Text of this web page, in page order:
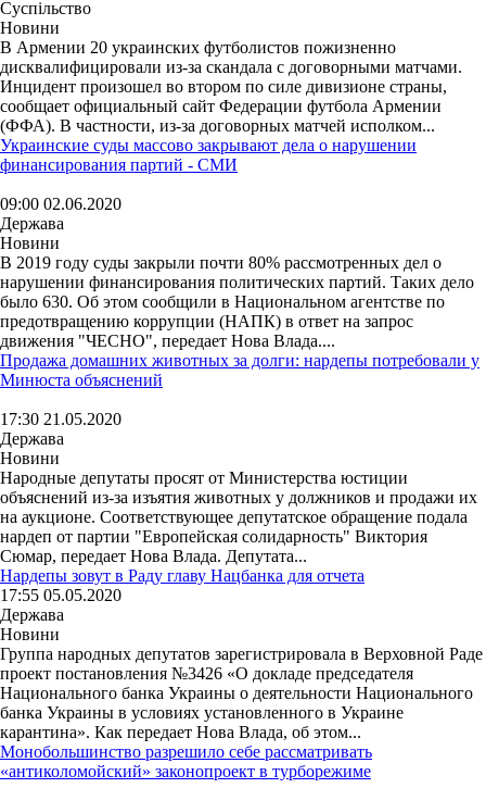
Суспільство
Новини
В Армении 20 украинских футболистов пожизненно
дисквалифицировали из-за скандала с договорными матчами.
Инцидент произошел во втором по силе дивизионе страны,
сообщает официальный сайт Федерации футбола Армении
(ФФА). В частности, из-за договорных матчей исполком...
Украинские суды массово закрывают дела о нарушении
финансирования партий - СМИ
09:00 02.06.2020
Держава
Новини
В 2019 году суды закрыли почти 80% рассмотренных дел о
нарушении финансирования политических партий. Таких дело
было 630. Об этом сообщили в Национальном агентстве по
предотвращению коррупции (НАПК) в ответ на запрос
движения "ЧЕСНО", передает Нова Влада....
Продажа домашних животных за долги: нардепы потребовали у
Минюста объяснений
17:30 21.05.2020
Держава
Новини
Народные депутаты просят от Министерства юстиции
объяснений из-за изъятия животных у должников и продажи их
на аукционе. Соответствующее депутатское обращение подала
нардеп от партии "Европейская солидарность" Виктория
Сюмар, передает Нова Влада. Депутата...
Нардепы зовут в Раду главу Нацбанка для отчета
17:55 05.05.2020
Держава
Новини
Группа народных депутатов зарегистрировала в Верховной Раде
проект постановления №3426 «О докладе председателя
Национального банка Украины о деятельности Национального
банка Украины в условиях установленного в Украине
карантина». Как передает Нова Влада, об этом...
Монобольшинство разрешило себе рассматривать
«антиколомойский» законопроект в турборежиме